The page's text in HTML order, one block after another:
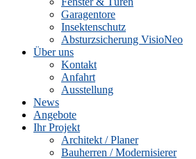
Garagentore
Insektenschutz
Absturzsicherung VisioNeo
Über uns
Kontakt
Anfahrt
Ausstellung
News
Angebote
Ihr Projekt
Architekt / Planer
Bauherren / Modernisierer